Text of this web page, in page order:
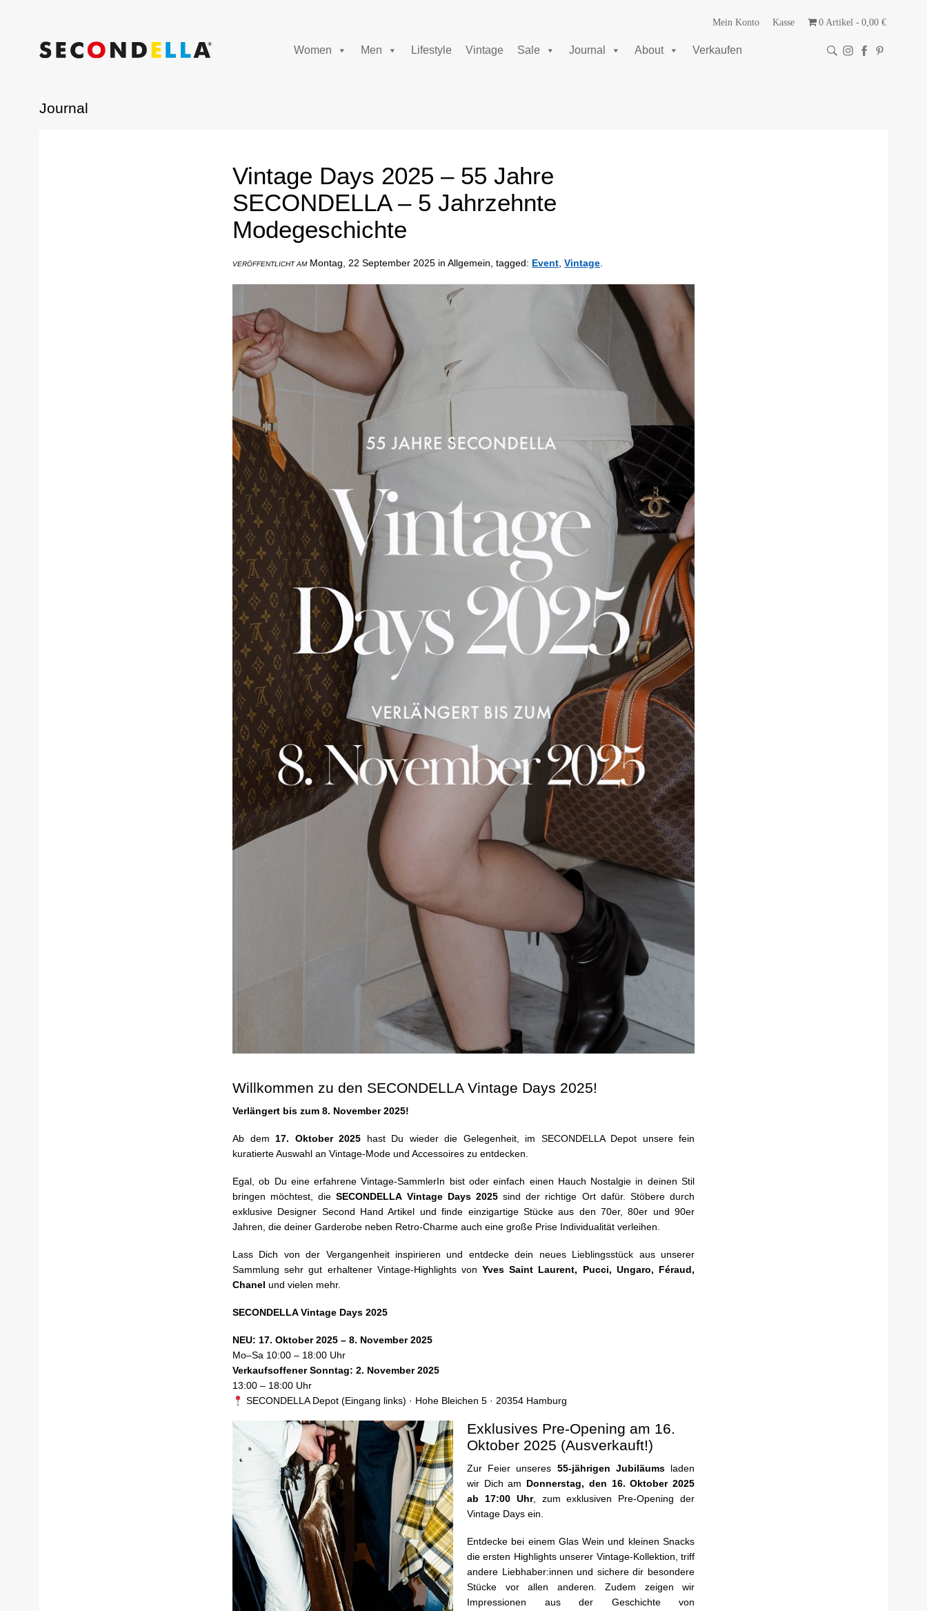
Mein Konto Kasse 0 Artikel 0,00 €
Women Men Lifestyle Vintage Sale Journal About Verkaufen
Journal
Vintage Days 2025 – 55 Jahre
SECONDELLA – 5 Jahrzehnte
Modegeschichte
VERÖFFENTLICHT AMMontag, 22 September 2025 in Allgemein, tagged: Event, Vintage.
Willkommen zu den SECONDELLA Vintage Days 2025!
Verlängert bis zum 8. November 2025!
Ab dem 17. Oktober 2025 hast Du wieder die Gelegenheit, im SECONDELLA Depot unsere fein
kuratierte Auswahl an Vintage-Mode und Accessoires zu entdecken.
Egal, ob Du eine erfahrene Vintage-SammlerIn bist oder einfach einen Hauch Nostalgie in deinen Stil
bringen möchtest, dieSECONDELLA Vintage Days 2025sind der richtige Ort dafür. Stöbere durch
exklusive Designer Second Hand Artikel und finde einzigartige Stücke aus den 70er, 80er und 90er
Jahren, die deiner Garderobe neben Retro-Charme auch eine große Prise Individualität verleihen.
Lass Dich von der Vergangenheit inspirieren und entdecke dein neues Lieblingsstück aus unserer
Sammlung sehr gut erhaltener Vintage-Highlights vonYves Saint Laurent, Pucci, Ungaro, Féraud,
Chanel und vielen mehr.
SECONDELLA Vintage Days 2025
NEU: 17. Oktober 2025 – 8. November 2025
Mo–Sa 10:00 – 18:00 Uhr
Verkaufsoffener Sonntag: 2. November 2025
13:00 – 18:00 Uhr
SECONDELLA Depot (Eingang links) · Hohe Bleichen 5 · 20354 Hamburg
Exklusives Pre-Opening am 16.
Oktober 2025 (Ausverkauft!)
Zur Feier unseres 55-jährigen Jubiläumsladen
wir Dich am Donnerstag, den 16. Oktober 2025
ab 17:00 Uhr, zum exklusiven Pre-Opening der
Vintage Days ein.
Entdecke bei einem Glas Wein und kleinen Snacks
die ersten Highlights unserer Vintage-Kollektion, triff
andere Liebhaber:innen und sichere dir besondere
Stücke vor allen anderen. Zudem zeigen wir
Impressionen aus der Geschichte von